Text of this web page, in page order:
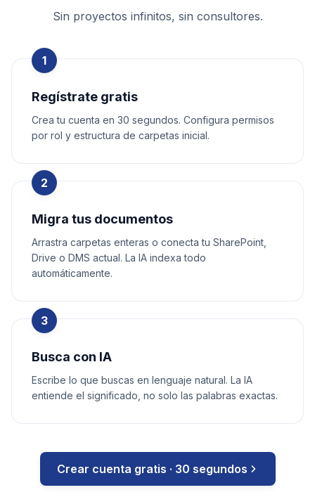
Sin proyectos infinitos, sin consultores.
1
Regístrate gratis
Crea tu cuenta en 30 segundos. Configura permisos
por rol y estructura de carpetas inicial.
2
Migra tus documentos
Arrastra carpetas enteras o conecta tu SharePoint,
Drive o DMS actual. La IA indexa todo
automáticamente.
3
Busca con IA
Escribe lo que buscas en lenguaje natural. La IA
entiende el significado, no solo las palabras exactas.
Crear cuenta gratis · 30 segundos